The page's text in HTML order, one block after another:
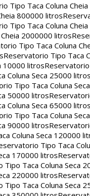
Tipo Taca Coluna
800000 litros
Tipo Taca Coluna
2000000 litros
Tipo Taca Coluna
Reservatorio Tipo Taca
10000 litros
Coluna Seca 25000 litros
Tipo Taca Coluna
50000 litros
Coluna Seca 65000 litros
Tipo Taca Coluna
90000 litros
Coluna Seca 120000
Tipo Taca
170000 litros
Tipo Taca Coluna Seca
220000 litros
Tipo Taca Coluna Seca